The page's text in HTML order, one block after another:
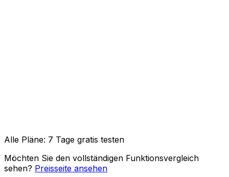
Alle Pläne: 7 Tage gratis testen
Möchten Sie den vollständigen Funktionsvergleich
sehen? Preisseite ansehen